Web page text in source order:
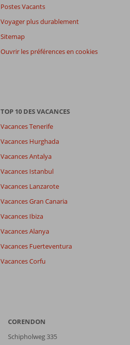
Postes Vacants
Voyager plus durablement
Sitemap
Ouvrir les préférences en cookies
TOP 10 DES VACANCES
Vacances Tenerife
Vacances Hurghada
Vacances Antalya
Vacances Istanbul
Vacances Lanzarote
Vacances Gran Canaria
Vacances Ibiza
Vacances Alanya
Vacances Fuerteventura
Vacances Corfu
CORENDON
Schipholweg 335